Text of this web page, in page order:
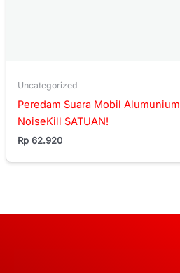
Uncategorized
Peredam Suara Mobil
NoiseKill SATUAN!
Rp 62.920